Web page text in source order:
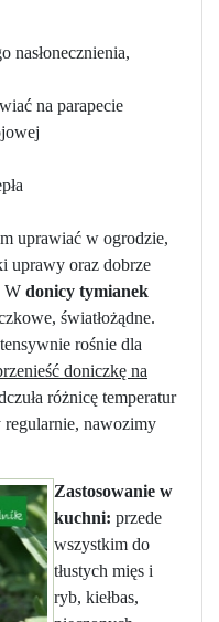
nasłonecznienia,
na parapecie
uprawiać w ogrodzie,
uprawy oraz dobrze
W donicy tymianek
światłożądne.
rośnie dla
doniczkę na
różnicę temperatur
nawozimy
Zastosowanie w
kuchni: przede
wszystkim do
tłustych mięs i
ryb, kiełbas,